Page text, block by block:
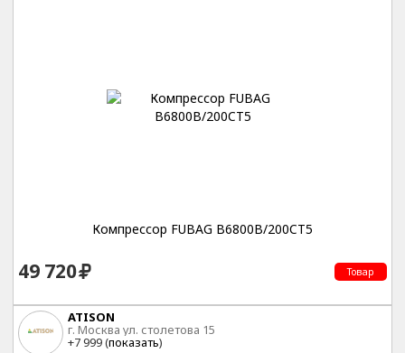
Компрессор FUBAG B6800B/200CT5
49 720 Товар
ATISON
г. Москва ул. столетова 15
+7 999 (показать)